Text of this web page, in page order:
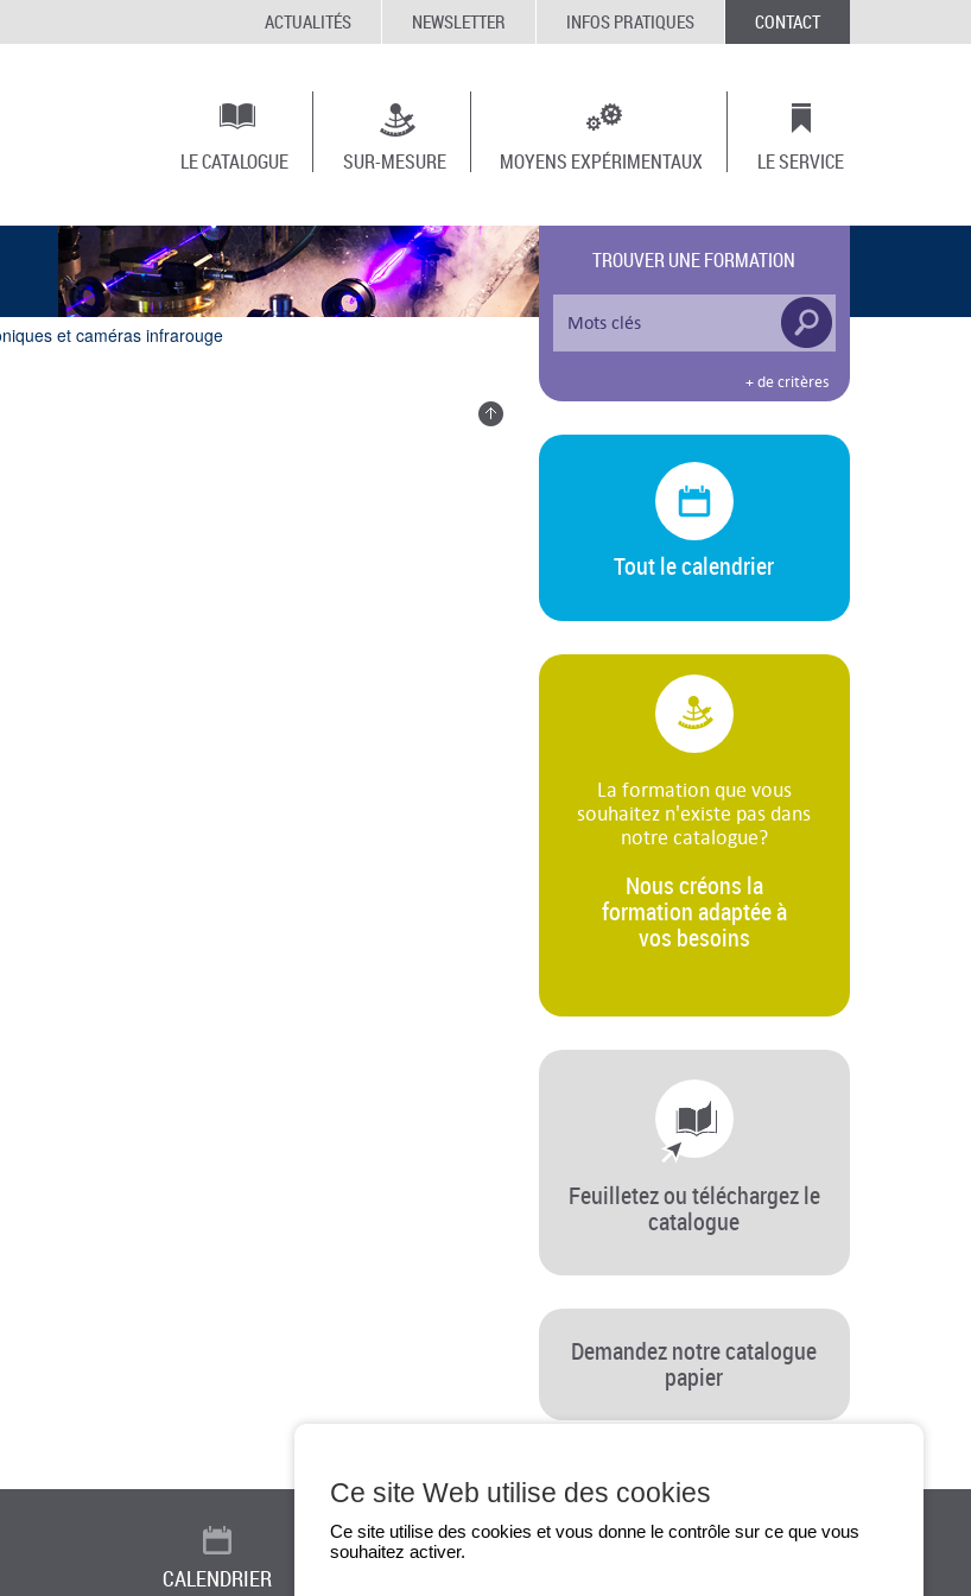
ACTUALITÉS NEWSLETTER INFOS PRATIQUES CONTACT
LE CATALOGUE SUR-MESURE MOYENS EXPÉRIMENTAUX LE SERVICE
et caméras infrarouge
TROUVER UNE FORMATION
+ de critères
Tout le calendrier
La formation que vous
souhaitez n'existe pas dans
notre catalogue?
Nous créons la
formation adaptée à
vos besoins
Feuilletez ou téléchargez le
catalogue
Demandez notre catalogue
papier
CALENDRIER
Ce site Web utilise des cookies
Ce site utilise des cookies et vous donne le contrôle sur ce que vous
souhaitez activer.